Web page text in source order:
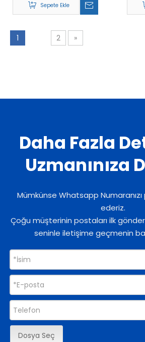
Sepete Ekle
1 2 »
Daha Fazla
Uzmanınıza
Mümkünse Whatsapp Numaranızı
ederiz.
Çoğu müşterinin postaları ilk
seninle iletişime geçmenin
Dosya Seç